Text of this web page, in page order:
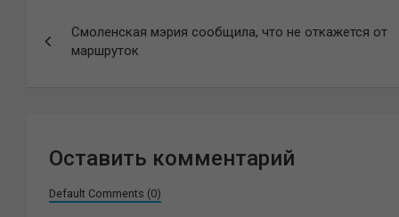
по
Смоленская мэрия сообщила, что не откажется от
маршруток
Оставить комментарий
Default Comments (0)